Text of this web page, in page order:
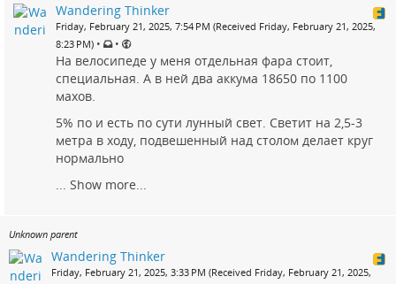
Wandering Thinker
Friday, February 21, 2025, 7:54 PM (Received Friday, February 21, 2025,
8:23 PM) • •
На велосипеде у меня отдельная фара стоит,
специальная. А в ней два аккума 18650 по 1100
махов.
5% по и есть по сути лунный свет. Светит на 2,5-3
метра в ходу, подвешенный над столом делает круг
нормально
Show more...
Unknown parent
Wandering Thinker
Friday, February 21, 2025, 3:33 PM (Received Friday, February 21, 2025,